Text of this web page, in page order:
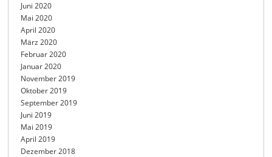
Juni 2020
Mai 2020
April 2020
März 2020
Februar 2020
Januar 2020
November 2019
Oktober 2019
September 2019
Juni 2019
Mai 2019
April 2019
Dezember 2018